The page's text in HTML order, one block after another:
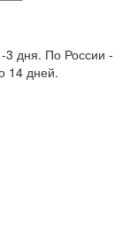
3 дня. По России -
14 дней.